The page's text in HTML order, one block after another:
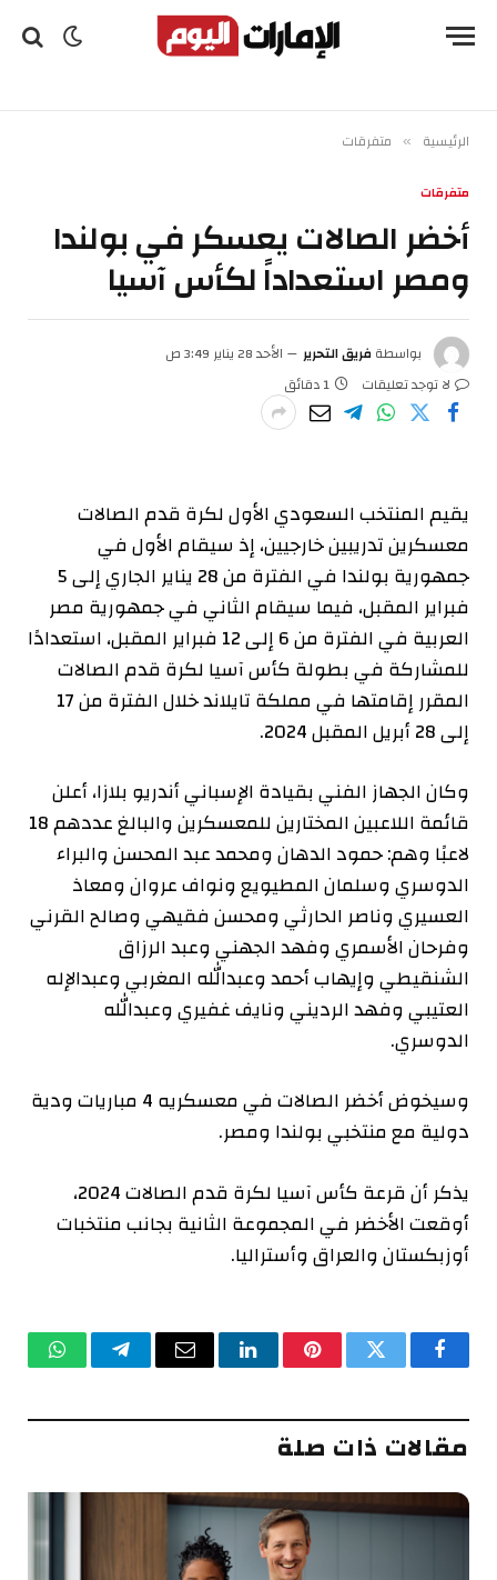
الرئيسية » متفرقات
متفرقات
أخضر الصالات يعسكر في بولندا
ومصر استعداداً لكأس آسيا
بواسطةفريق التحرير
الأحد 28 يناير 3:49 ص
لا توجد تعليقات
1 دقائق
يقيم المنتخب السعودي الأول لكرة قدم الصالات
معسكرين تدريبين خارجيين، إذ سيقام الأول في
جمهورية بولندا في الفترة من 28 يناير الجاري إلى 5
فبراير المقبل، فيما سيقام الثاني في جمهورية مصر
العربية في الفترة من 6 إلى 12 فبراير المقبل، استعدادًا
للمشاركة في بطولة كأس آسيا لكرة قدم الصالات
المقرر إقامتها في مملكة تايلاند خلال الفترة من 17
إلى 28 أبريل المقبل 2024.
وكان الجهاز الفني بقيادة الإسباني أندريو بلازا، أعلن
قائمة اللاعبين المختارين للمعسكرين والبالغ عددهم 18
لاعبًا وهم: حمود الدهان ومحمد عبد المحسن والبراء
الدوسري وسلمان المطيويع ونواف عروان ومعاذ
العسيري وناصر الحارثي ومحسن فقيهي وصالح القرني
وفرحان الأسمري وفهد الجهني وعبد الرزاق
الشنقيطي وإيهاب أحمد وعبدالله المغربي وعبدالإله
العتيبي وفهد الرديني ونايف غفيري وعبدالله
الدوسري.
وسيخوض أخضر الصالات في معسكريه 4 مباريات ودية
دولية مع منتخبي بولندا ومصر.
يذكر أن قرعة كأس آسيا لكرة قدم الصالات 2024،
أوقعت الأخضر في المجموعة الثانية بجانب منتخبات
أوزبكستان والعراق وأستراليا.
فيسبوكتويتر بينتيريستلينكدإنالبريد تيلقرام
مقالات ذات صلة